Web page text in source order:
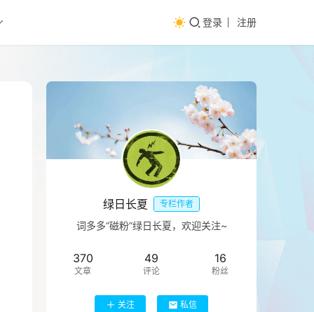
登录 注册
绿日长夏 专栏作者
词多多“磁粉”绿日长夏，欢迎关注~
370
文章
49
评论
16
粉丝
关注 私信